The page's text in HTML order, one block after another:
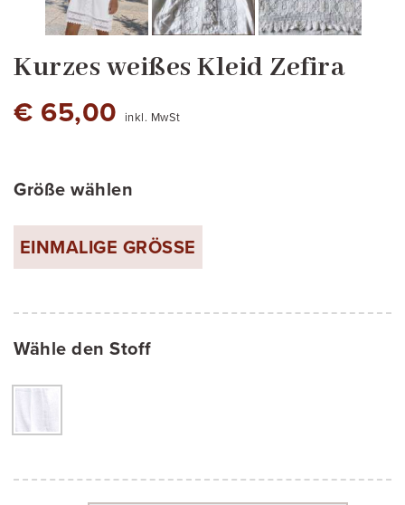
Kurzes weißes Kleid Zefira
€ 65,00 inkl. MwSt
Größe wählen
EINMALIGE GRÖSSE
Wähle den Stoff